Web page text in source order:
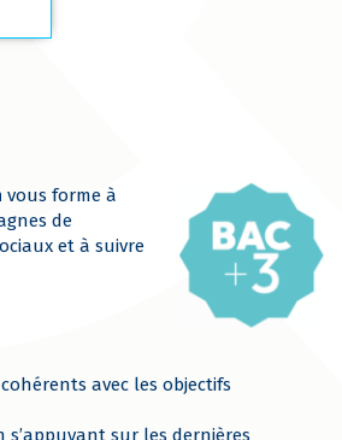
vous forme à
de
et à suivre
avec les objectifs
sur les dernières